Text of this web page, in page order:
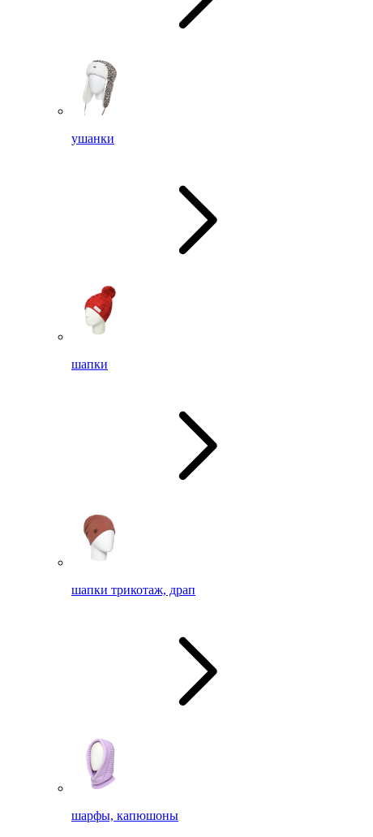
ушанки
шапки
шапки трикотаж, драп
шарфы, капюшоны